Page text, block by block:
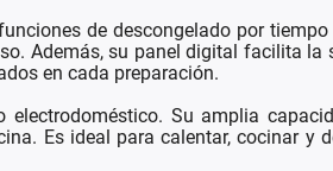
de descongelado por
Además, su panel digital facilita
en cada preparación.
Su amplia
Es ideal para calentar, cocinar y